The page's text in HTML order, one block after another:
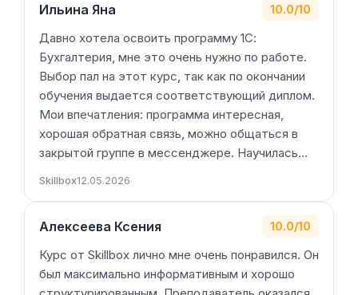
Ильина Яна 10.0/10
Давно хотела освоить программу 1С:
Бухгалтерия, мне это очень нужно по работе.
Выбор пал на этот курс, так как по окончании
обучения выдается соответствующий диплом.
Мои впечатления: программа интересная,
хорошая обратная связь, можно общаться в
закрытой группе в мессенджере. Научилась…
Skillbox12.05.2026
Алексеева Ксения 10.0/10
Курс от Skillbox лично мне очень понравился. Он
был максимально информативным и хорошо